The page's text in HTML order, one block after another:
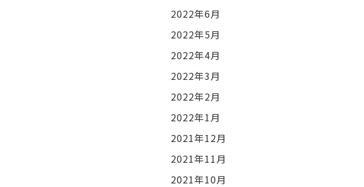
2022年6月
2022年5月
2022年4月
2022年3月
2022年2月
2022年1月
2021年12月
2021年11月
2021年10月